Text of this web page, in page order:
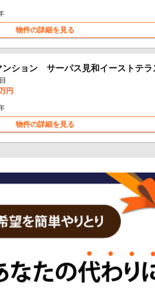
物件の詳細を見る
ション サーパス見和イーストテラ
円
物件の詳細を見る